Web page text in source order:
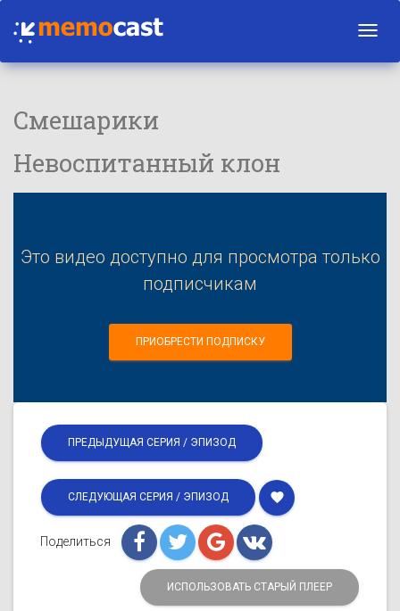
Смешарики
Невоспитанный клон
Это видео доступно для просмотра только
подписчикам
ПРИОБРЕСТИ ПОДПИСКУ
ПРЕДЫДУЩАЯ СЕРИЯ / ЭПИЗОД
СЛЕДУЮЩАЯ СЕРИЯ / ЭПИЗОД favorite
Поделиться
ИСПОЛЬЗОВАТЬ СТАРЫЙ ПЛЕЕР